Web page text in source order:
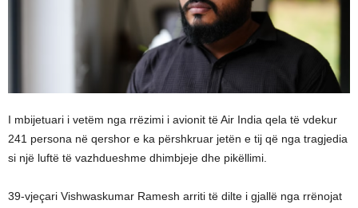
I mbijetuari i vetëm nga rrëzimi i avionit të Air India qela të vdekur
241 persona në qershor e ka përshkruar jetën e tij që nga tragjedia
si një luftë të vazhdueshme dhimbjeje dhe pikëllimi.
39-vjeçari Vishwaskumar Ramesh arriti të dilte i gjallë nga rrënojat